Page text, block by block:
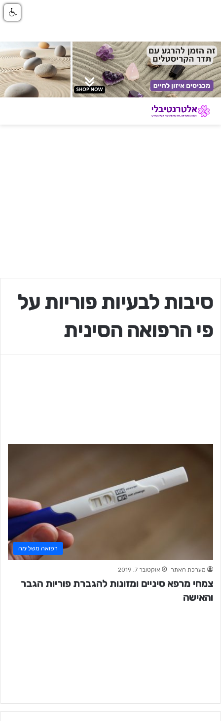
סיבות לבעיות פוריות על
פי הרפואה הסינית
רפואה משלימה
מערכת האתר אוקטובר 7, 2019
צמחי מרפא סיניים ומזונות להגברת פוריות הגבר
והאישה